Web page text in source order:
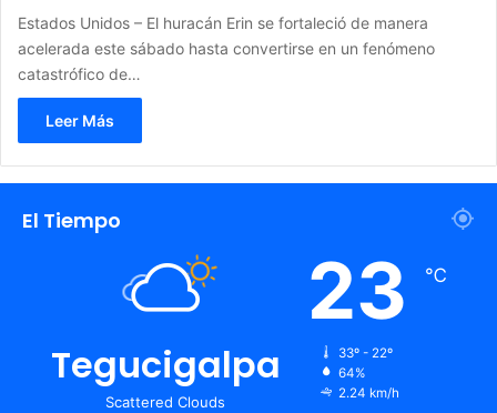
Estados Unidos – El huracán Erin se fortaleció de manera
acelerada este sábado hasta convertirse en un fenómeno
catastrófico de…
Leer Más
El Tiempo
Tegucigalpa
Scattered Clouds
23 ℃
33º - 22º
64%
2.24 km/h